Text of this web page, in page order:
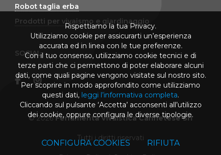
Robot taglia erba
Prodotti per vivaismo e giardinaggio
SOCIAL
© 2026Ferramenta Vivaistica Cannetese Srl
Tutti i diritti riservati
Rispettiamo la tua Privacy.
Utilizziamo cookie per assicurarti un’esperienza
accurata ed in linea con le tue preferenze.
Con il tuo consenso, utilizziamo cookie tecnici e di
terze parti che ci permettono di poter elaborare alcuni
dati, come quali pagine vengono visitate sul nostro sito.
Per scoprire in modo approfondito come utilizziamo
questi dati, leggi l’informativa completa.
Cliccando sul pulsante ‘Accetta’ acconsenti all’utilizzo
dei cookie, oppure configura le diverse tipologie.
CONFIGURA COOKIES RIFIUTA